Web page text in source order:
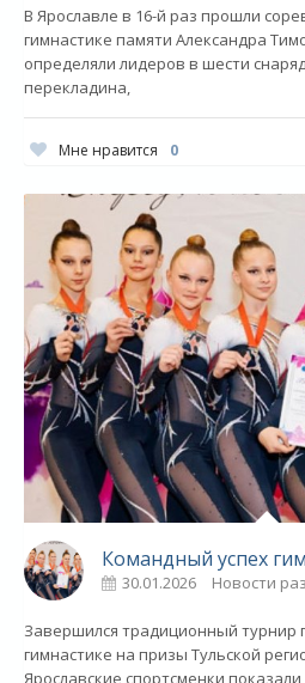
В Ярославле в 16-й раз прошли
гимнастике памяти Александра
определяли лидеров в шести
перекладина,
Мне нравится 0
30.01.2026 Новости
Завершился традиционный турнир
гимнастике на призы Тульской
Ярославские спортсменки